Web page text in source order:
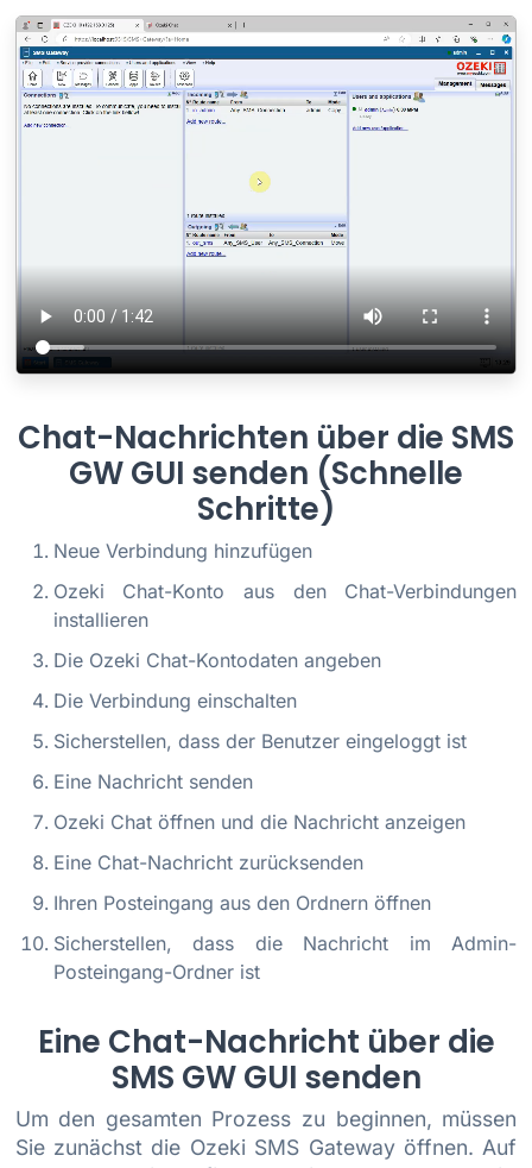
Chat-Nachrichten über die SMS
GW GUI senden (Schnelle
Schritte)
Neue Verbindung hinzufügen
Ozeki Chat-Konto aus den Chat-Verbindungen
installieren
Die Ozeki Chat-Kontodaten angeben
Die Verbindung einschalten
Sicherstellen, dass der Benutzer eingeloggt ist
Eine Nachricht senden
Ozeki Chat öffnen und die Nachricht anzeigen
Eine Chat-Nachricht zurücksenden
Ihren Posteingang aus den Ordnern öffnen
Sicherstellen, dass die Nachricht im Admin-
Posteingang-Ordner ist
Eine Chat-Nachricht über die
SMS GW GUI senden
Um den gesamten Prozess zu beginnen, müssen
Sie zunächst die Ozeki SMS Gateway öffnen. Auf